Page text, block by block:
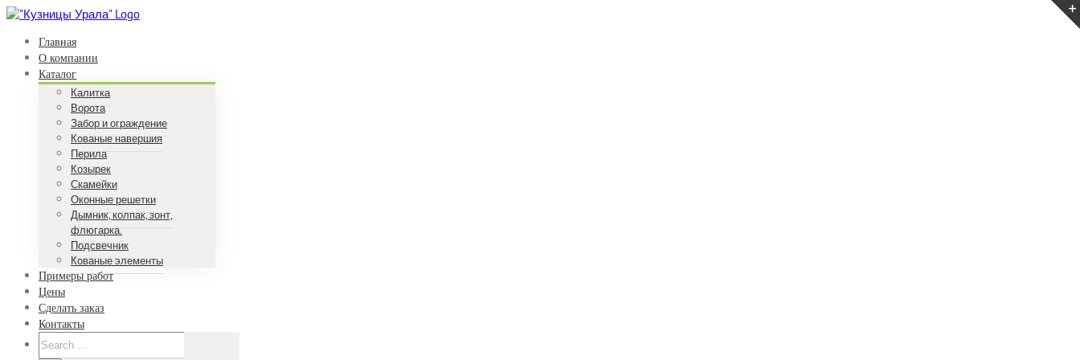
Skip
contentГлавная
О компании
Каталог
Калитка
Ворота
Забор и ограждение
Кованые навершия
Перила
Козырек
Скамейки
Оконные решетки
Дымник, колпак, зонт,
флюгарка.
Подсвечник
Кованые элементы
Примеры работ
Цены
Сделать заказ
Контакты
Search
for: